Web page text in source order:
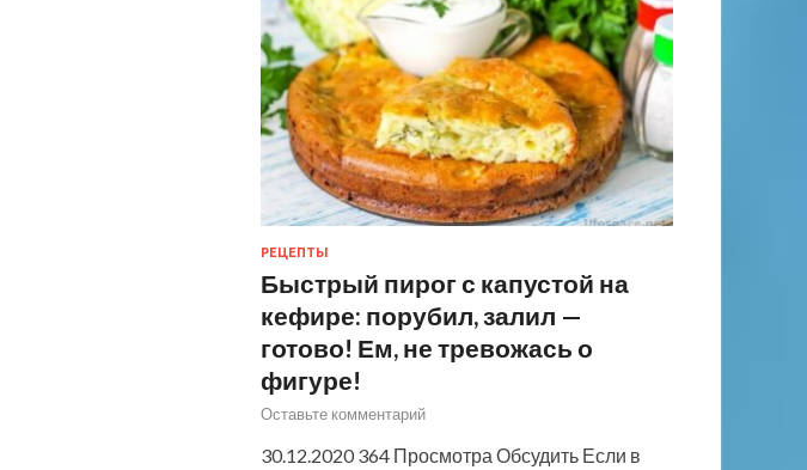
РЕЦЕПТЫ
Быстрый пирог с капустой на
кефире: порубил, залил —
готово! Ем, не тревожась о
фигуре!
Оставьте комментарий
30.12.2020 364 Просмотра Обсудить Если в